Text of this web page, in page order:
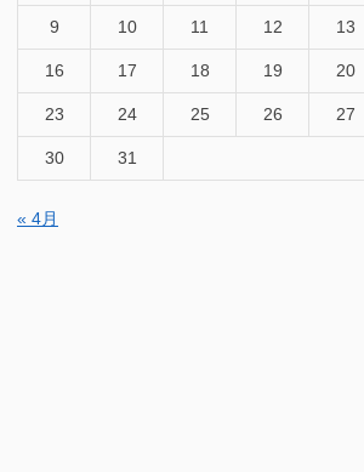
9 10 11 12 13
16 17 18 19 20
23 24 25 26 27
30 31
« 4月